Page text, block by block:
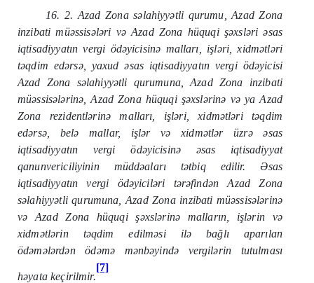
16. 2. Azad Zona səlahiyyətli qurumu, Azad Zona
inzibati müəssisələri və Azad Zona hüquqi şəxsləri əsas
iqtisadiyyatın vergi ödəyicisinə malları, işləri, xidmətləri
təqdim edərsə, yaxud əsas iqtisadiyyatın vergi ödəyicisi
Azad Zona səlahiyyətli qurumuna, Azad Zona inzibati
müəssisələrinə, Azad Zona hüquqi şəxslərinə və ya Azad
Zona rezidentlərinə malları, işləri, xidmətləri təqdim
edərsə, belə mallar, işlər və xidmətlər üzrə əsas
iqtisadiyyatın vergi ödəyicisinə əsas iqtisadiyyat
qanunvericiliyinin müddəaları tətbiq edilir. Əsas
iqtisadiyyatın vergi ödəyiciləri tərəfindən Azad Zona
səlahiyyətli qurumuna, Azad Zona inzibati müəssisələrinə
və Azad Zona hüquqi şəxslərinə malların, işlərin və
xidmətlərin təqdim edilməsi ilə bağlı aparılan
ödəmələrdən ödəmə mənbəyində vergilərin tutulması
həyata keçirilmir.
[7]